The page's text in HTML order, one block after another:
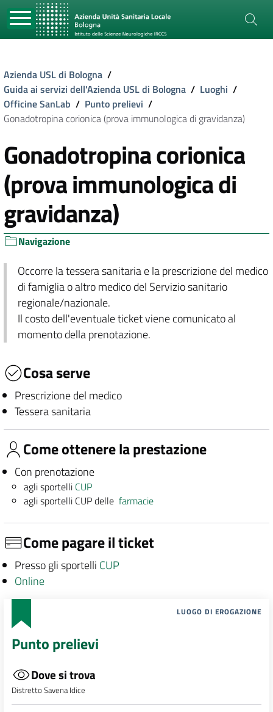
Azienda USL di Bologna /
Guida ai servizi dell'Azienda USL di Bologna / Luoghi /
Officine SanLab / Punto prelievi /
Gonadotropina corionica (prova immunologica di gravidanza)
Gonadotropina corionica
(prova immunologica di
gravidanza)
Navigazione
Occorre la tessera sanitaria e la prescrizione del medico
di famiglia o altro medico del Servizio sanitario
regionale/nazionale.
Il costo dell'eventuale ticket viene comunicato al
momento della prenotazione.
Cosa serve
Prescrizione del medico
Tessera sanitaria
Come ottenere la prestazione
Con prenotazione
agli sportelli CUP
agli sportelli CUP dellefarmacie
Come pagare il ticket
Presso gli sportelli CUP
Online
LUOGO DI EROGAZIONE
Punto prelievi
Dove si trova
Distretto Savena Idice